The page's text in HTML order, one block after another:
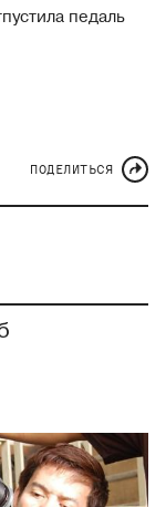
педаль
ПОДЕЛИТЬСЯ